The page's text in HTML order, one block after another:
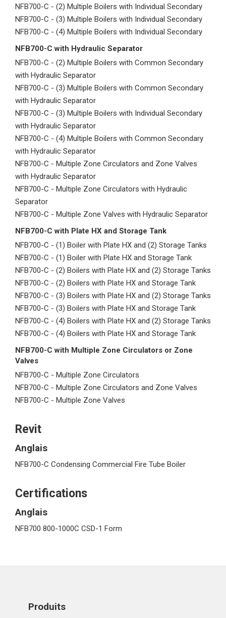
NFB700-C - (2) Multiple Boilers with Individual Secondary
NFB700-C - (3) Multiple Boilers with Individual Secondary
NFB700-C - (4) Multiple Boilers with Individual Secondary
NFB700-C with Hydraulic Separator
NFB700-C - (2) Multiple Boilers with Common Secondary
with Hydraulic Separator
NFB700-C - (3) Multiple Boilers with Common Secondary
with Hydraulic Separator
NFB700-C - (3) Multiple Boilers with Individual Secondary
with Hydraulic Separator
NFB700-C - (4) Multiple Boilers with Common Secondary
with Hydraulic Separator
NFB700-C - Multiple Zone Circulators and Zone Valves
with Hydraulic Separator
NFB700-C - Multiple Zone Circulators with Hydraulic
Separator
NFB700-C - Multiple Zone Valves with Hydraulic Separator
NFB700-C with Plate HX and Storage Tank
NFB700-C - (1) Boiler with Plate HX and (2) Storage Tanks
NFB700-C - (1) Boiler with Plate HX and Storage Tank
NFB700-C - (2) Boilers with Plate HX and (2) Storage Tanks
NFB700-C - (2) Boilers with Plate HX and Storage Tank
NFB700-C - (3) Boilers with Plate HX and (2) Storage Tanks
NFB700-C - (3) Boilers with Plate HX and Storage Tank
NFB700-C - (4) Boilers with Plate HX and (2) Storage Tanks
NFB700-C - (4) Boilers with Plate HX and Storage Tank
NFB700-C with Multiple Zone Circulators or Zone
Valves
NFB700-C - Multiple Zone Circulators
NFB700-C - Multiple Zone Circulators and Zone Valves
NFB700-C - Multiple Zone Valves
Revit
Anglais
NFB700-C Condensing Commercial Fire Tube Boiler
Certifications
Anglais
NFB700 800-1000C CSD-1 Form
Produits